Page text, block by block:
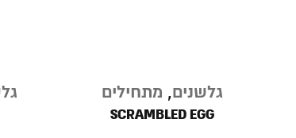
גלשנים, מתחילים
SCRAMBLED EGG